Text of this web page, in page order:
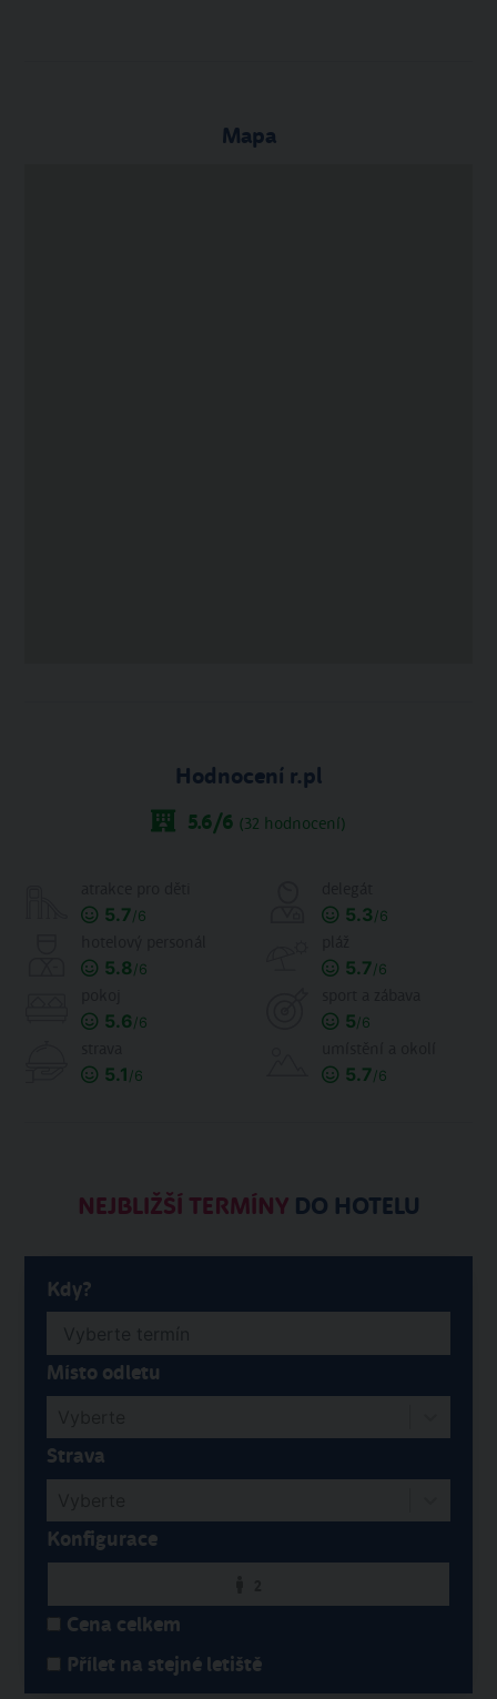
Mapa
Hodnocení r.pl
5.6/6 (32 hodnocení)
5.7/6 5.3/6
5.8/6 5.7/6
5.6/6 5/6
5.1 /6 5.7/6
NEJBLIŽŠÍ TERMÍNYDO HOTELU
Kdy?
Místo odletu
Strava
Konfigurace
Cena celkem
Přílet na stejné letiště